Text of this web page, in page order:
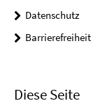
Datenschutz
Barrierefreiheit
Diese Seite